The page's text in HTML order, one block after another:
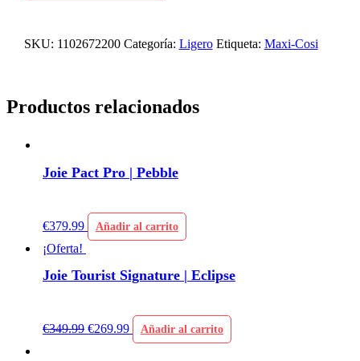
SKU: 1102672200 Categoría: Ligero Etiqueta: Maxi-Cosi
Productos relacionados
Joie Pact Pro | Pebble
€379.99 Añadir al carrito
¡Oferta!
Joie Tourist Signature | Eclipse
€349.99 €269.99 Añadir al carrito